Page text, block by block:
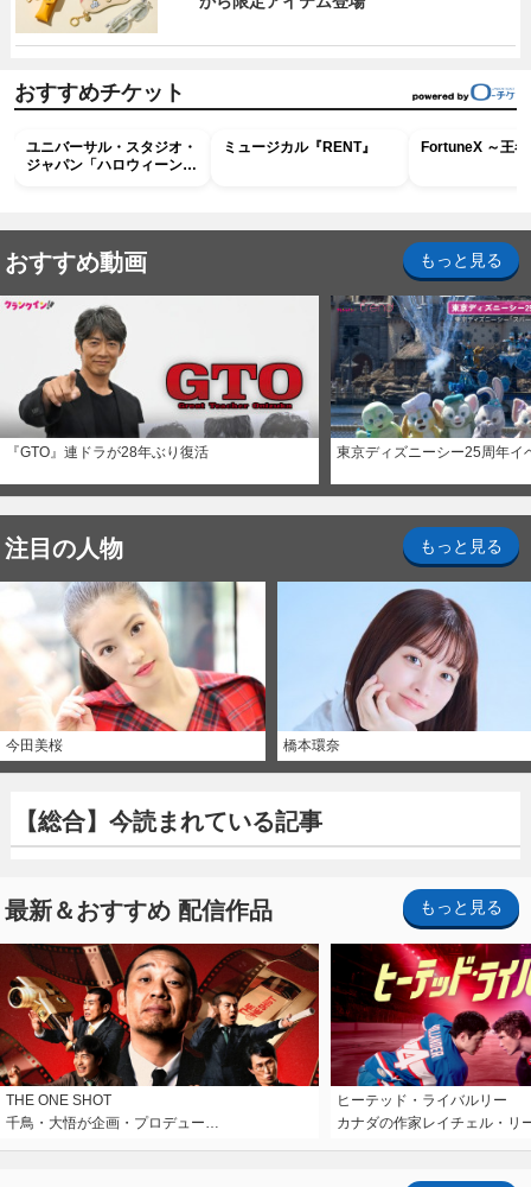
おすすめチケット
ユニバーサル・スタジオ・
ジャパン「ハロウィーン・
ミュージカル『RENT』 FortuneX ～王
おすすめ動画 もっと見る
『GTO』連ドラが28年ぶり復活 東京ディズニーシー25周年イ
注目の人物 もっと見る
今田美桜 橋本環奈
【総合】今読まれている記事
最新＆おすすめ 配信作品 もっと見る
THE ONE SHOT
千鳥・大悟が企画・プロデュー…
ヒーテッド・ライバルリー
カナダの作家レイチェル・リ